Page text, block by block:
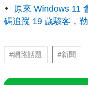
原來 Windows 11
碼追蹤 19 歲駭客，
#網路話題 #新聞